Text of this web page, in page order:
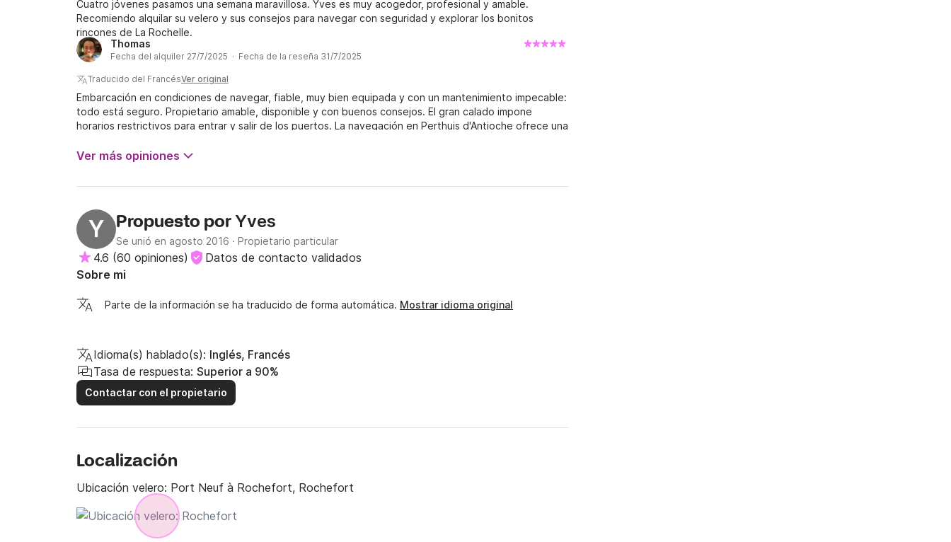
Cuatro jóvenes pasamos una semana maravillosa. Yves es muy acogedor, profesional y amable.
Recomiendo alquilar su velero y sus consejos para navegar con seguridad y explorar los bonitos
rincones de La Rochelle.
Thomas
Fecha del alquiler 27/7/2025 · Fecha de la reseña 31/7/2025
Traducido del FrancésVer original
Embarcación en condiciones de navegar, fiable, muy bien equipada y con un mantenimiento impecable:
todo está seguro. Propietario amable, disponible y con buenos consejos. El gran calado impone
horarios restrictivos para entrar y salir de los puertos. La navegación en Perthuis d'Antioche ofrece una
Ver más opiniones
Y Propuesto por Yves
Se unió en agosto 2016 · Propietario particular
4.6 (60 opiniones)
Datos de contacto validados
Sobre mi
Parte de la información se ha traducido de forma automática. Mostrar idioma original
Idioma(s) hablado(s): Inglés, Francés
Tasa de respuesta: Superior a 90%
Contactar con el propietario
Localización
Ubicación velero: Port Neuf à Rochefort, Rochefort